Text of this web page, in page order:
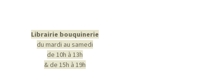
Librairie bouquinerie
du mardi au samedi
de 10h à 13h
& de 15h à 19h